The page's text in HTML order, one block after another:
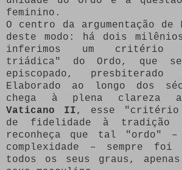
feminino.
O centro da argumentação de
deste modo: há dois
inferimos um critério
triádica" do Ordo, que
episcopado, presbiterado
Elaborado ao longo dos
chega à plena clareza
Vaticano II, esse "critério
de fidelidade à tradição
reconheça que tal "ordo" –
complexidade – sempre
todos os seus graus,